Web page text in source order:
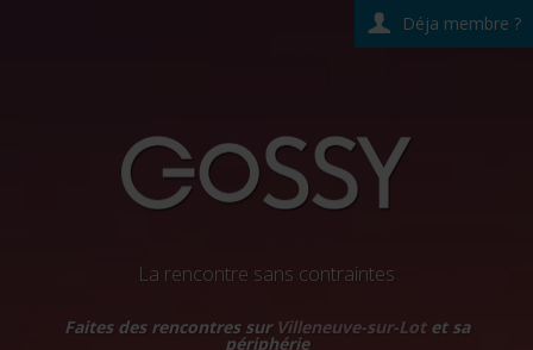
Déja membre ?
La rencontre sans contraintes
Faites des rencontres sur Villeneuve-sur-Lotet sa
périphérie